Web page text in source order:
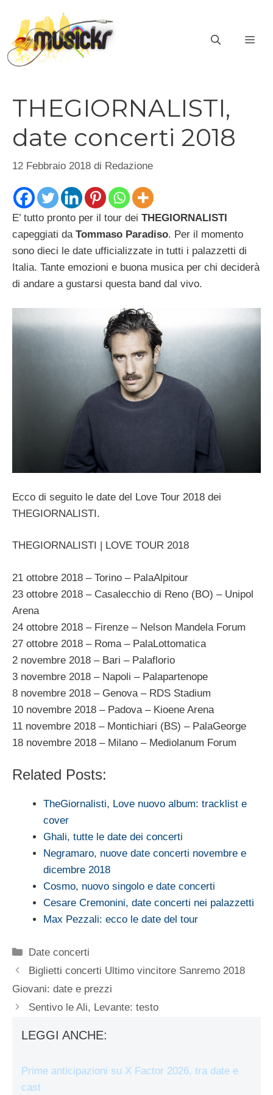
contenuto
THEGIORNALISTI,
date concerti 2018
12 Febbraio 2018 di Redazione
E’ tutto pronto per il tour dei THEGIORNALISTI
capeggiati da Tommaso Paradiso. Per il momento
sono dieci le date ufficializzate in tutti i palazzetti di
Italia. Tante emozioni e buona musica per chi deciderà
di andare a gustarsi questa band dal vivo.
Ecco di seguito le date del Love Tour 2018 dei
THEGIORNALISTI.
THEGIORNALISTI | LOVE TOUR 2018
21 ottobre 2018 – Torino – PalaAlpitour
23 ottobre 2018 – Casalecchio di Reno (BO) – Unipol
Arena
24 ottobre 2018 – Firenze – Nelson Mandela Forum
27 ottobre 2018 – Roma – PalaLottomatica
2 novembre 2018 – Bari – Palaflorio
3 novembre 2018 – Napoli – Palapartenope
8 novembre 2018 – Genova – RDS Stadium
10 novembre 2018 – Padova – Kioene Arena
11 novembre 2018 – Montichiari (BS) – PalaGeorge
18 novembre 2018 – Milano – Mediolanum Forum
Related Posts:
TheGiornalisti, Love nuovo album: tracklist e
cover
Ghali, tutte le date dei concerti
Negramaro, nuove date concerti novembre e
dicembre 2018
Cosmo, nuovo singolo e date concerti
Cesare Cremonini, date concerti nei palazzetti
Max Pezzali: ecco le date del tour
Categorie
Date concerti
Biglietti concerti Ultimo vincitore Sanremo 2018
Giovani: date e prezzi
Sentivo le Ali, Levante: testo
LEGGI ANCHE:
Prime anticipazioni su X Factor 2026, tra date e
cast